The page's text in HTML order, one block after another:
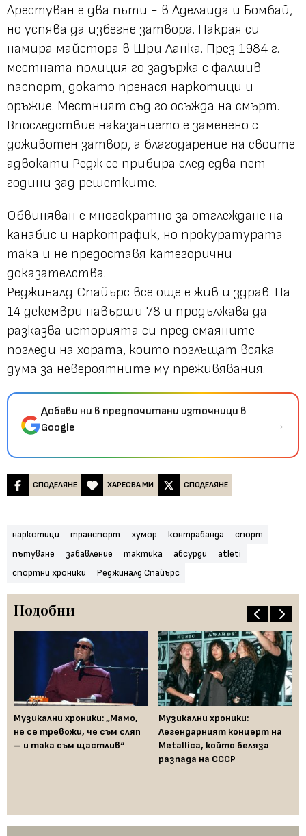
Арестуван е два пъти - в Аделаида и Бомбай,
но успява да избегне затвора. Накрая си
намира майстора в Шри Ланка. През 1984 г.
местната полиция го задържа с фалшив
паспорт, докато пренася наркотици и
оръжие. Местният съд го осъжда на смърт.
Впоследствие наказанието е заменено с
доживотен затвор, а благодарение на своите
адвокати Редж се прибира след едва пет
години зад решетките.
Обвиняван е многократно за отглеждане на
канабис и наркотрафик, но прокуратурата
така и не предоставя категорични
доказателства.
Реджиналд Спайърс все още е жив и здрав. На
14 декември навърши 78 и продължава да
разказва историята си пред смаяните
погледи на хората, които поглъщат всяка
дума за невероятните му преживявания.
Добави ни в предпочитани източници в
Google
→
СПОДЕЛЯНЕ ХАРЕСВА МИ СПОДЕЛЯНЕ
наркотици транспорт хумор контрабанда
спорт
пътуване
забавление тактика абсурди
atleti
спортни хроники
Реджиналд Спайърс
Подобни
Музикални хроники: „Мамо,
не се тревожи, че съм сляп
– и така съм щастлив“
Музикални хроники:
Легендарният концерт на
Metallica, който беляза
разпада на СССР